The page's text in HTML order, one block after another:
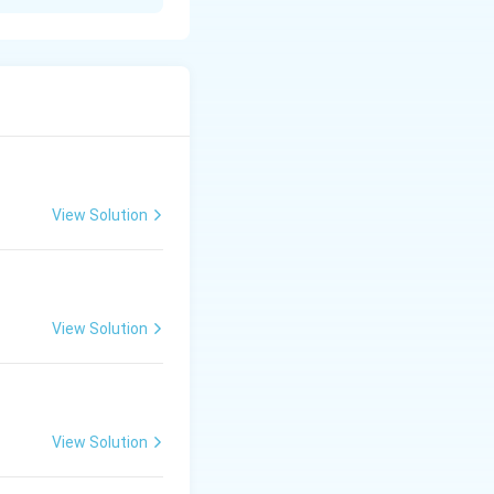
की सजा को हंसते-
अंग्रेजी शासन की
View Solution
View Solution
View Solution